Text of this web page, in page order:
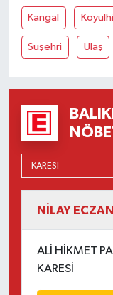
Kangal
Suşehri Ulaş
NİLAY
ALİ HİKMET
KARESİ
OLAY
Resmi İlanlar
SAĞLIK
Savaştepe
SEYAHAT
SİYASET
Sındırgı